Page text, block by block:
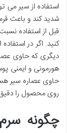
استفاده از سیر می
شدید کند و باعث
قبل از استفاده
کنید. اگر در
دیگری که حاوی
هورمونی و ایمنی
حاوی عصاره سیر
روی محصول را
چگونه